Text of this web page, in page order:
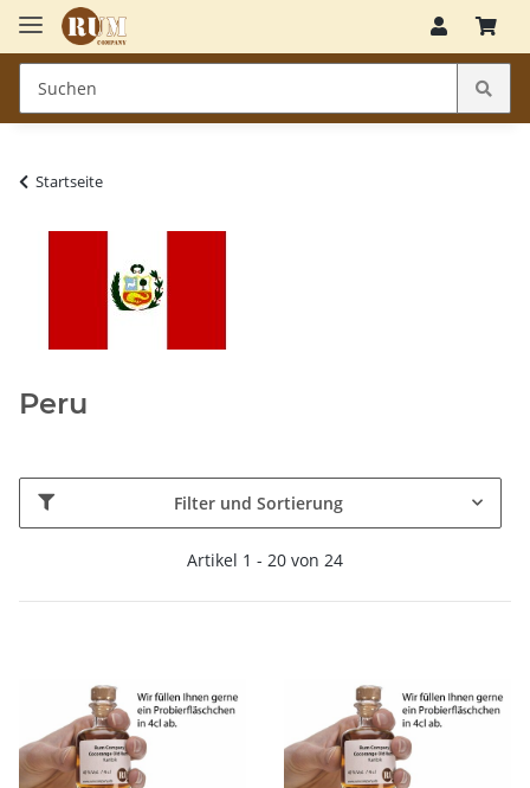
Startseite
Peru
Filter und Sortierung
Artikel 1 - 20 von 24